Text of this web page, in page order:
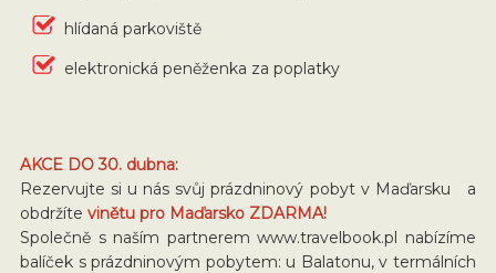
hlídaná parkoviště
elektronická peněženka za poplatky
AKCE DO 30. dubna:
Rezervujte si u nás svůj prázdninový pobyt v Maďarsku a
obdržíte vinětu pro Maďarsko ZDARMA!
Společně s naším partnerem www.travelbook.pl nabízíme
balíček s prázdninovým pobytem: u Balatonu, v termálních